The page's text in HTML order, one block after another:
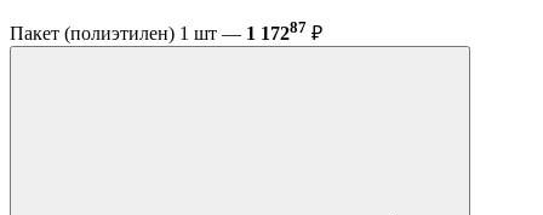
Пакет (полиэтилен) 1 шт — 1 17287 ₽